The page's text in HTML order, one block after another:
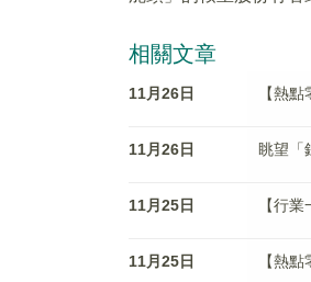
相關文章
11月26日 【熱
11月26日 眺望「
11月25日 【行
11月25日 【熱